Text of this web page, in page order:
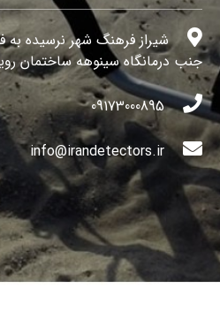
شیراز فرهنگ شهر نرسیده به
جنب درمانگاه سینوهه ساختمان
09173000895
info@irandetectors.ir